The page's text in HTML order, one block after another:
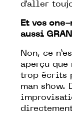
d'aller
Et vos
aussi
Non, ce
aperçu que
trop écrits
man show.